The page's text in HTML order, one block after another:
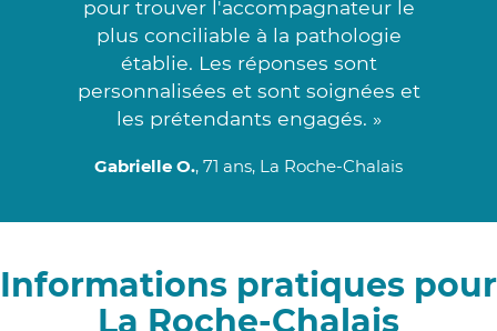
pour trouver l'accompagnateur le
plus conciliable à la pathologie
établie. Les réponses sont
personnalisées et sont soignées et
les prétendants engagés. »
Gabrielle O., 71 ans, La Roche-Chalais
Informations pratiques pour
La Roche-Chalais